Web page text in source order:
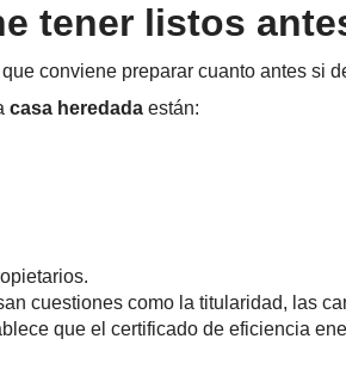
tener listos
conviene preparar cuanto antes si
casa heredada están:
cuestiones como la titularidad, las
que el certificado de eficiencia